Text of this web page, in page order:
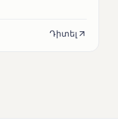
Դիտել